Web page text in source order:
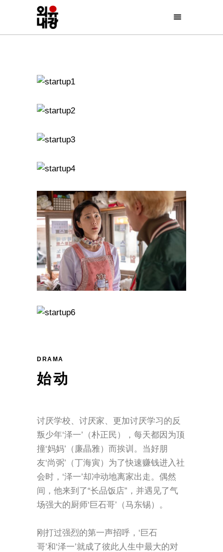
DRAMA
始动
讨厌学校、讨厌家、更加讨厌学习的反
叛少年‘泽一’（朴正民），每天都因为顶
撞‘妈妈’（廉晶雅）而挨训。当好朋
友‘尚弼’（丁海寅）为了快速赚钱进入社
会时，‘泽一’却冲动地离家出走。偶然
间，他来到了“长品饭店”，并遇见了气
场强大的厨师‘巨石哥’（马东锡）。
刚打过强烈的第一声招呼，‘巨石
哥’和‘泽一’就成了彼此人生中最大的对